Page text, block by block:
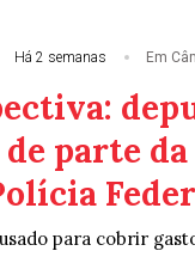
Há 2 semanas Em
de parte
para cobrir